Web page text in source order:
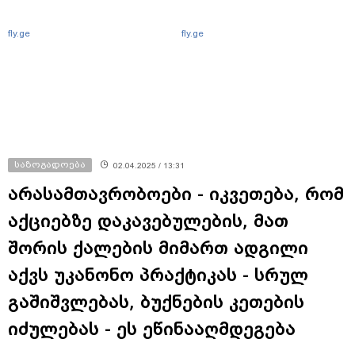
fly.ge fly.ge
საზოგადოება 02.04.2025 / 13:31
არასამთავრობოები - იკვეთება, რომ
აქციებზე დაკავებულების, მათ
შორის ქალების მიმართ ადგილი
აქვს უკანონო პრაქტიკას - სრულ
გაშიშვლებას, ბუქნების კეთების
იძულებას - ეს ეწინააღმდეგება